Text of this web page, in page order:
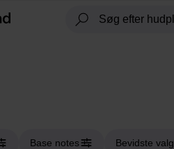
Base notes Bevidste valg